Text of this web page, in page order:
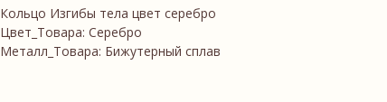
Кольцо Изгибы тела цвет серебро
Цвет_Товара: Серебро
Металл_Товара: Бижутерный сплав